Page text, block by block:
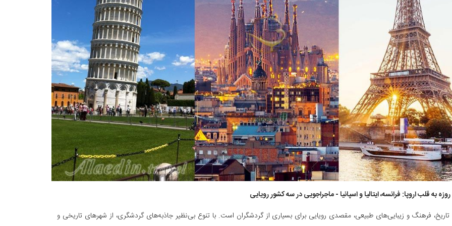
تاریخ، فرهنگ و زیبایی‌های طبیعی، مقصدی رویایی برای بسیاری از گردشگران است. با تنوع بی‌نظیر جاذبه‌های گردشگری، از شهرهای تاریخی و